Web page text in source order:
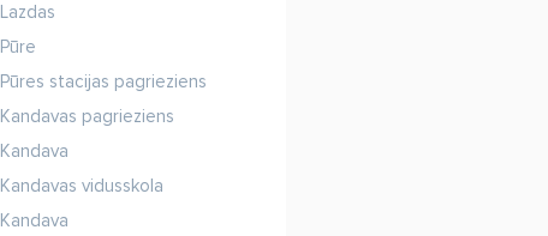
Lazdas
Pūre
Pūres stacijas pagrieziens
Kandavas pagrieziens
Kandava
Kandavas vidusskola
Kandava